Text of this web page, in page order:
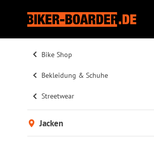
Bike Shop
Bekleidung & Schuhe
Streetwear
Jacken